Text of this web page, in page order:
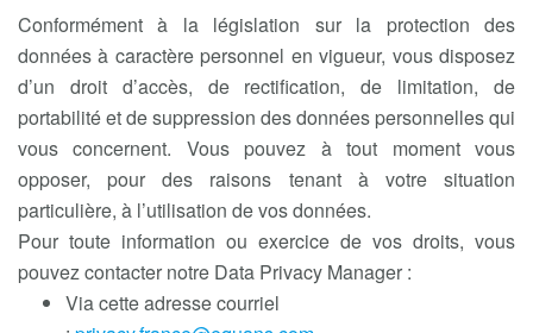
Conformément à la législation sur la protection des
données à caractère personnel en vigueur, vous disposez
d’un droit d’accès, de rectification, de limitation, de
portabilité et de suppression des données personnelles qui
vous concernent. Vous pouvez à tout moment vous
opposer, pour des raisons tenant à votre situation
particulière, à l’utilisation de vos données.
Pour toute information ou exercice de vos droits, vous
pouvez contacter notre Data Privacy Manager :
Via cette adresse courriel